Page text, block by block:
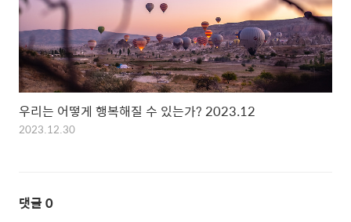
우리는 어떻게 행복해질 수 있는가? 2023.12
2023.12.30
댓글 0